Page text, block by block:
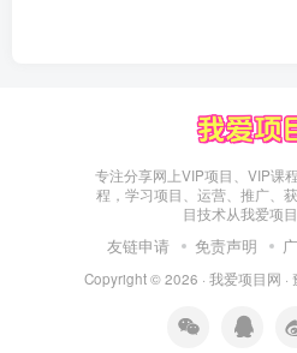
专注分享网上VIP项目、VIP课
程，学习项目、运营、推广、
目技术从我爱项
友链申请 免责声明
Copyright © 2026 · 我爱项目网 ·